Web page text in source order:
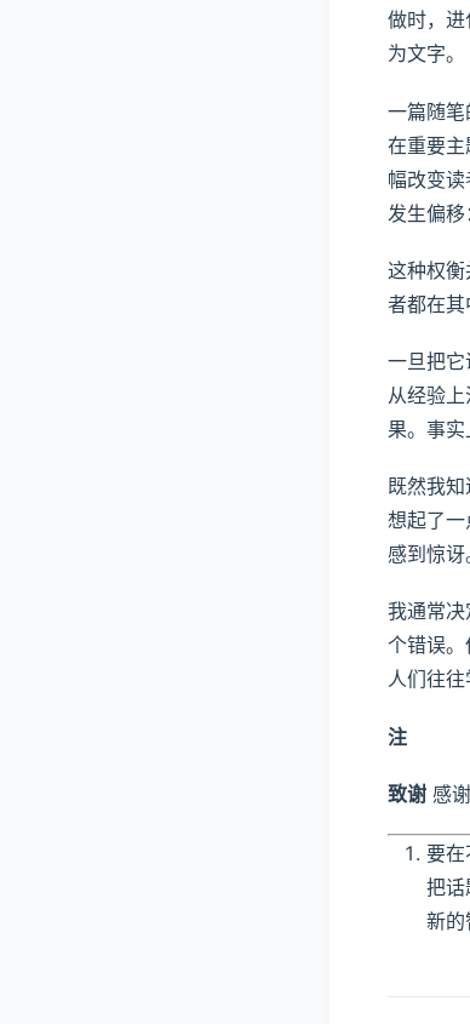
做时，
为文字。
一篇随
在重要
幅改变
发生偏
这种权
者都在其
一旦把
从经验
果。事实
既然我
想起了
感到惊讶
我通常
个错误。
人们往往
注
致谢 感
要在
把话
新的